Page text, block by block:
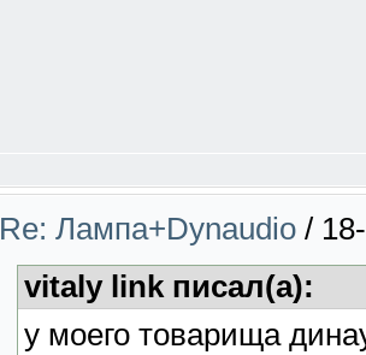
Re: Лампа+Dynaudio /
vitaly link писал(а):
у моего товарища